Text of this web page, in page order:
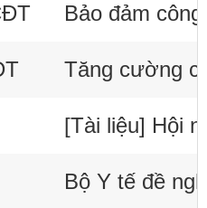
Bảo đảm
[Tài liệu] Hội
Bộ Y tế đề